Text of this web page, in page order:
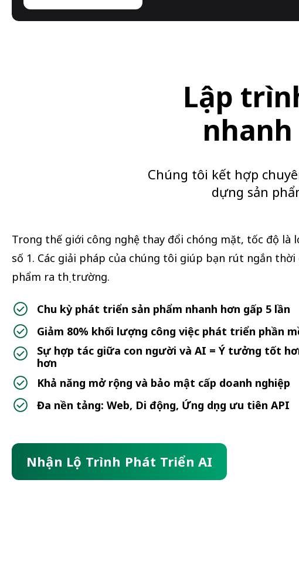
Lập
Chúng tôi kết hợp
dựng sản
Trong thế giới công nghệ thay đổi chóng mặt, tốc độ là
số 1. Các giải pháp của chúng tôi giúp bạn rút ngắn thời
phẩm ra thị trường.
Chu kỳ phát triển sản phẩm nhanh hơn gấp 5 lần
Giảm 80% khối lượng công việc phát triển phần
Sự hợp tác giữa con người và AI = Ý tưởng tốt
hơn
Khả năng mở rộng và bảo mật cấp doanh nghiệp
Đa nền tảng: Web, Di động, Ứng dụng ưu tiên API
Nhận Lộ Trình Phát Triển AI